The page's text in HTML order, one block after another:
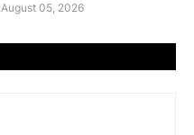
August 05, 2026